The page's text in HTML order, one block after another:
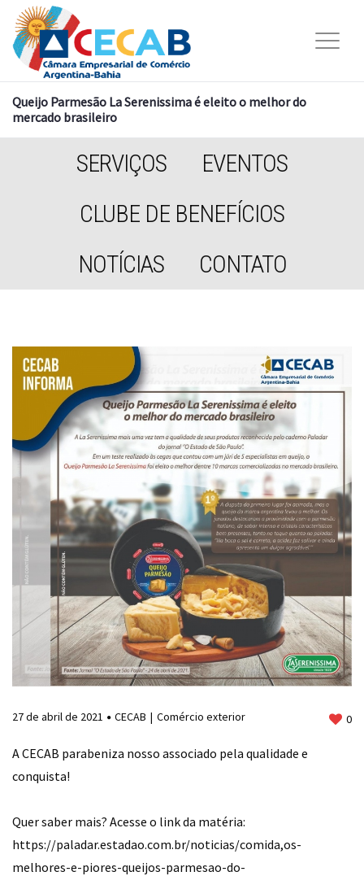
Queijo Parmesão La Serenissima é eleito o melhor do
mercado brasileiro
SERVIÇOS
EVENTOS
CLUBE DE BENEFÍCIOS
NOTÍCIAS
CONTATO
27 de abril de 2021 CECAB Comércio exterior 0
A CECAB parabeniza nosso associado pela qualidade e
conquista!
Quer saber mais? Acesse o link da matéria:
https://paladar.estadao.com.br/noticias/comida,os-
melhores-e-piores-queijos-parmesao-do-